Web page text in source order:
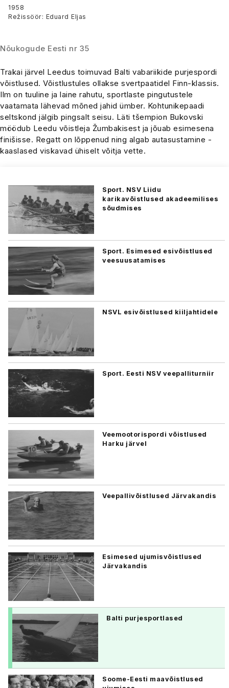
1958
Režissöör: Eduard Eljas
Nõukogude Eesti nr 35
Trakai järvel Leedus toimuvad Balti vabariikide purjespordi
võistlused. Võistlustules ollakse svertpaatidel Finn-klassis.
Ilm on tuuline ja laine rahutu, sportlaste pingutustele
vaatamata lähevad mõned jahid ümber. Kohtunikepaadi
seltskond jälgib pingsalt seisu. Läti tšempion Bukovski
möödub Leedu võistleja Žumbakisest ja jõuab esimesena
finišisse. Regatt on lõppenud ning algab autasustamine -
kaaslased viskavad ühiselt võitja vette.
Sport. NSV Liidu
karikavõistlused akadeemilises
sõudmises
Sport. Esimesed esivõistlused
veesuusatamises
NSVL esivõistlused kiiljahtidele
Sport. Eesti NSV veepalliturniir
Veemootorispordi võistlused
Harku järvel
Veepallivõistlused Järvakandis
Esimesed ujumisvõistlused
Järvakandis
Balti purjesportlased
Soome-Eesti maavõistlused